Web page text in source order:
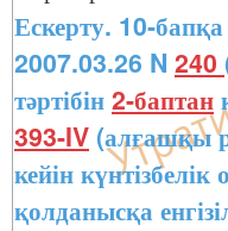
Ескерту. 10-бапқа
2007.03.26 N 240
тәртібін2-баптан
393-IV (алғашқы
кейін
қолданысқа